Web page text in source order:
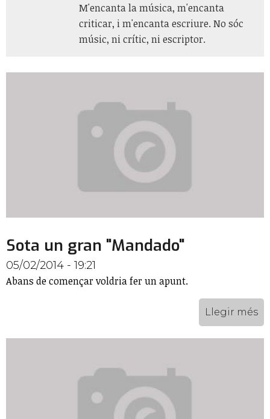
M'encanta la música, m'encanta
criticar, i m'encanta escriure. No sóc
músic, ni crític, ni escriptor.
Sota un gran "Mandado"
05/02/2014 - 19:21
Abans de començar voldria fer un apunt.
Llegir més